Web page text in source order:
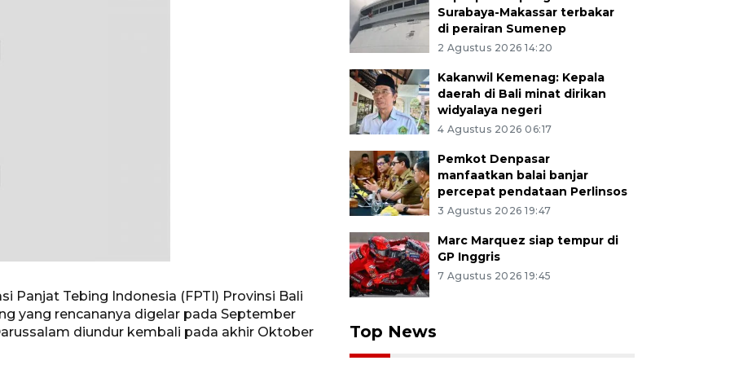
Panjat Tebing Indonesia (FPTI) Provinsi Bali
yang rencananya digelar pada September
diundur kembali pada akhir Oktober
Surabaya-Makassar terbakar
di perairan Sumenep
2 Agustus 2026 14:20
Kakanwil Kemenag: Kepala
daerah di Bali minat dirikan
widyalaya negeri
4 Agustus 2026 06:17
Pemkot Denpasar
manfaatkan balai banjar
percepat pendataan Perlinsos
3 Agustus 2026 19:47
Marc Marquez siap tempur di
GP Inggris
7 Agustus 2026 19:45
Top News